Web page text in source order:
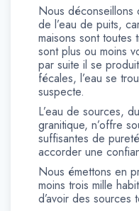
Nous déconseillons
de l’eau de puits,
maisons sont toutes
sont plus ou moins
par suite il se
fécales, l’eau se
suspecte.
L’eau de sources,
granitique, n’offre
suffisantes de
accorder une
Nous émettons en
moins trois mille
d’avoir des sources